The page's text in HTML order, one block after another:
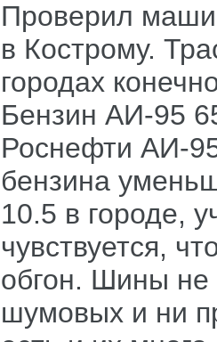
Проверил
в Кострому.
городах
Бензин АИ-95
Роснефти АИ-
бензина
10.5 в городе,
чувствуется,
обгон. Шины не
шумовых и ни